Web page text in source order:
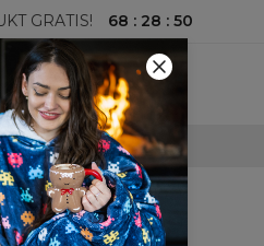
GRATIS! 68 : 28 : 49
RETURRETT